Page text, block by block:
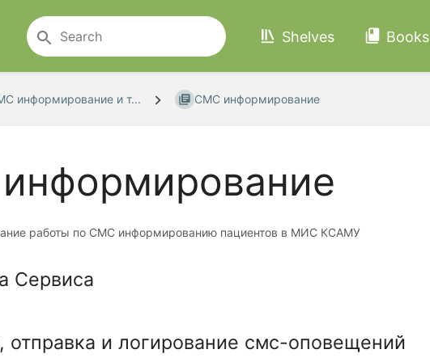
Shelves Books
информирование и т... СМС информирование
работы по СМС информированию пациентов в МИС КСАМУ
Сервиса
отправка и логирование смс-оповещений